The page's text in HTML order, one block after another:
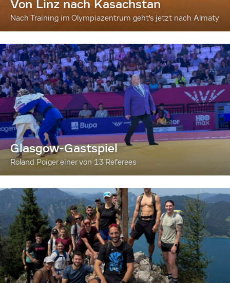
Von Linz nach Kasachstan
Nach Training im Olympiazentrum geht's jetzt nach Almaty
Glasgow-Gastspiel
Roland Poiger einer von 13 Referees